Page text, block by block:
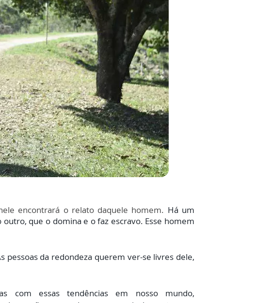
encontrará o relato daquele homem. Há um
que o domina e o faz escravo. Esse homem
pessoas da redondeza querem ver-se livres dele,
com essas tendências em nosso mundo,